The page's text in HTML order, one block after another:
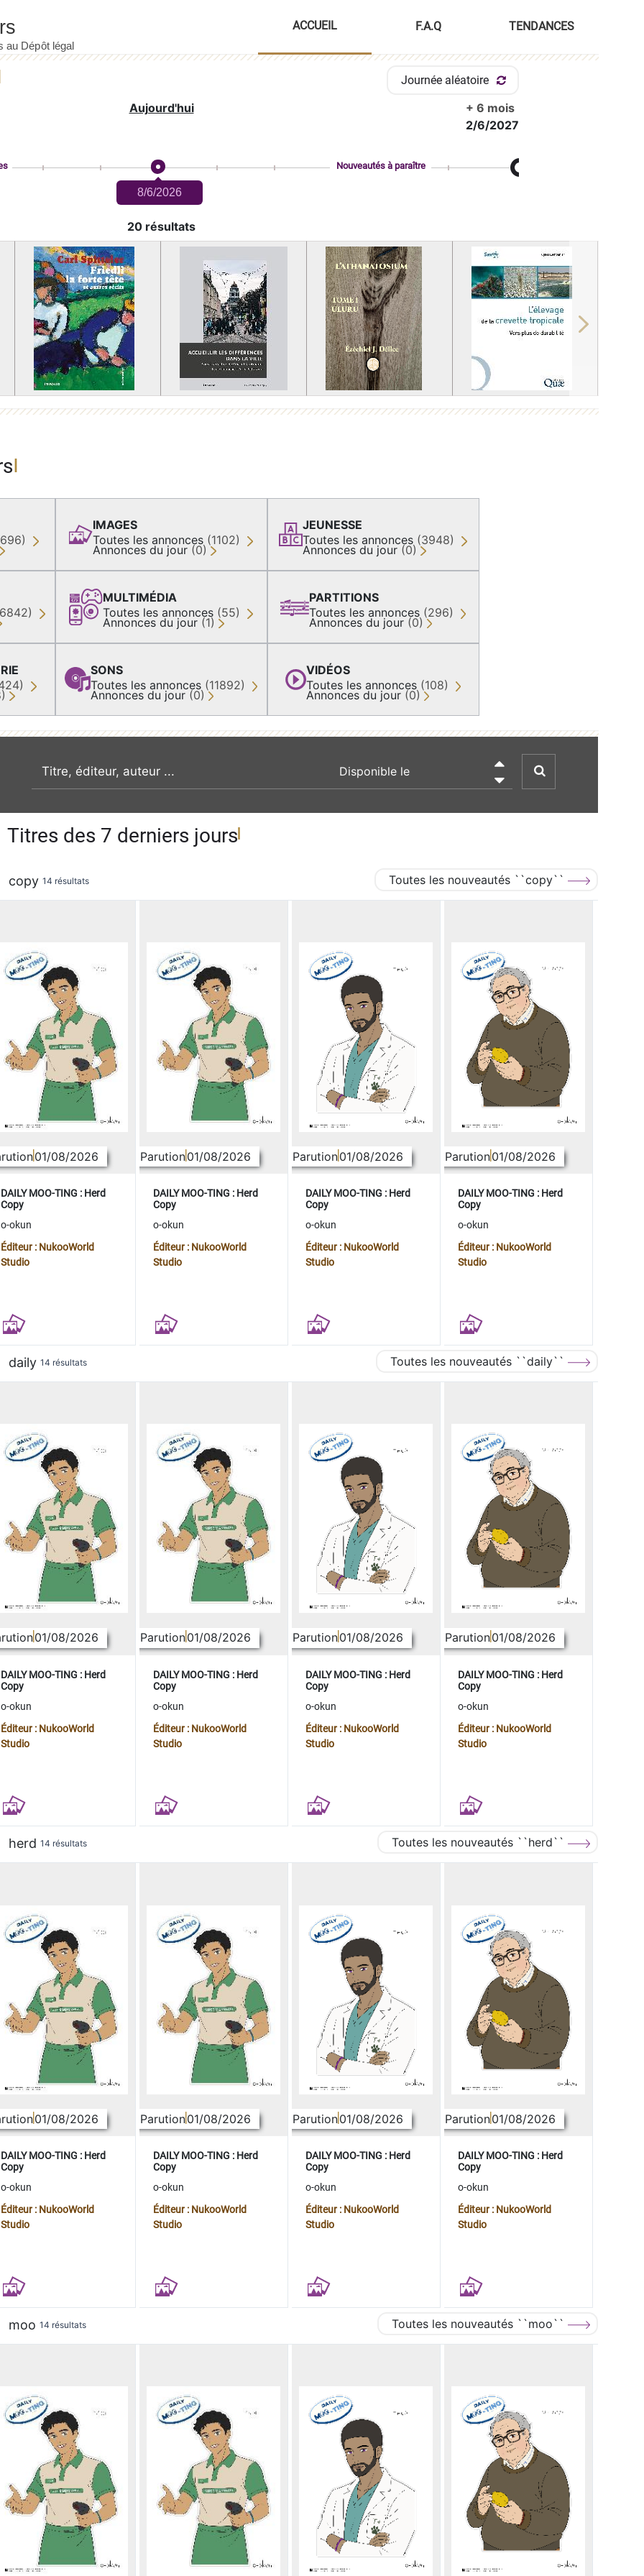
ACCUEIL F.A.Q TENDANCES
Journée aléatoire
Aujourd'hui
+ 6 mois
2/6/2027
8/6/2026
Nouveautés à paraître
20 résultats
Next
IMAGES
Toutes les annonces (1102)
Annonces du jour (0)
MULTIMÉDIA
Toutes les annonces (55)
Annonces du jour (1)
SONS
Toutes les annonces (11892)
Annonces du jour (0)
JEUNESSE
Toutes les annonces (3948)
Annonces du jour (0)
PARTITIONS
Toutes les annonces (296)
Annonces du jour (0)
VIDÉOS
Toutes les annonces (108)
Annonces du jour (0)
recherche par mot clé

Titres des 7 derniers jours
copy 14 résultats Toutes les nouveautés ``copy``
01/08/2026
DAILY MOO-TING : Herd
Copy
o-okun
Éditeur : NukooWorld
Studio
Parution01/08/2026
DAILY MOO-TING : Herd
Copy
o-okun
Éditeur : NukooWorld
Studio
Parution01/08/2026
DAILY MOO-TING : Herd
Copy
o-okun
Éditeur : NukooWorld
Studio
Parution01/08/2026
DAILY MOO-TING : Herd
Copy
o-okun
Éditeur : NukooWorld
Studio
daily 14 résultats Toutes les nouveautés ``daily``
01/08/2026
DAILY MOO-TING : Herd
Copy
o-okun
Éditeur : NukooWorld
Studio
Parution01/08/2026
DAILY MOO-TING : Herd
Copy
o-okun
Éditeur : NukooWorld
Studio
Parution01/08/2026
DAILY MOO-TING : Herd
Copy
o-okun
Éditeur : NukooWorld
Studio
Parution01/08/2026
DAILY MOO-TING : Herd
Copy
o-okun
Éditeur : NukooWorld
Studio
herd 14 résultats Toutes les nouveautés ``herd``
01/08/2026
DAILY MOO-TING : Herd
Copy
o-okun
Éditeur : NukooWorld
Studio
Parution01/08/2026
DAILY MOO-TING : Herd
Copy
o-okun
Éditeur : NukooWorld
Studio
Parution01/08/2026
DAILY MOO-TING : Herd
Copy
o-okun
Éditeur : NukooWorld
Studio
Parution01/08/2026
DAILY MOO-TING : Herd
Copy
o-okun
Éditeur : NukooWorld
Studio
moo 14 résultats Toutes les nouveautés ``moo``